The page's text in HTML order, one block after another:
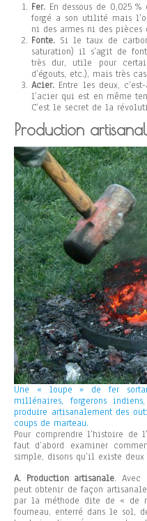
Fer. En dessous de 0,025
forgé a son utilité mais
ni des armes ni des pièces
Fonte. Si le taux de
saturation) il s’agit de
très dur, utile pour
d’égouts, etc.), mais très
Acier. Entre les deux,
l’acier qui est en même
C’est le secret de la
Production
Une « loupe » de fer
millénaires, forgerons
produire artisanalement des
coups de marteau.
Pour comprendre l’histoire
faut d’abord examiner
simple, disons qu’il existe deux
A. Production artisanale. Avec
peut obtenir de façon
par la méthode dite de « de
fourneau, enterré dans le sol,